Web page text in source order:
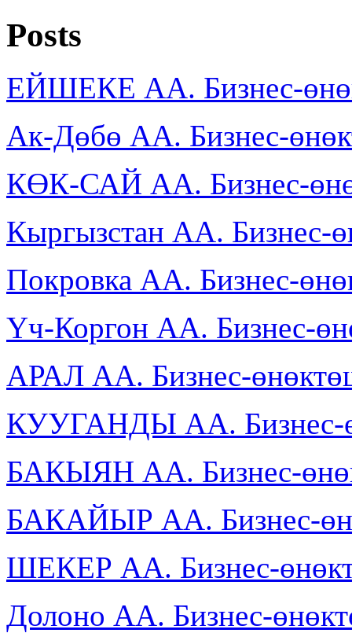
Posts
ЕЙШЕКЕ АА. Бизнес-
Ак-Дөбө АА. Бизнес-
КӨК-САЙ АА. Бизнес-
Кыргызстан АА. Бизнес-
Покровка АА. Бизнес-
Үч-Коргон АА. Бизнес-
АРАЛ АА. Бизнес-
КУУГАНДЫ АА. Бизнес-
БАКЫЯН АА. Бизнес-
БАКАЙЫР АА. Бизнес-
ШЕКЕР АА. Бизнес-
Долоно АА. Бизнес-